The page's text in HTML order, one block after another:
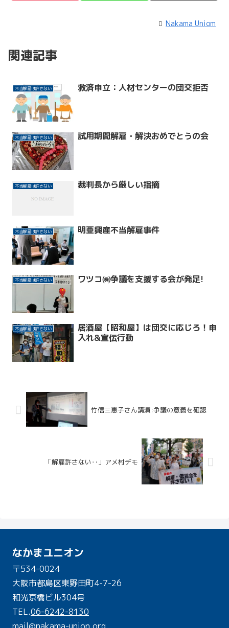
Nakama Uniom
関連記事
不当解雇は許さない 救済申立：人材センターの団交拒否
不当解雇は許さない 試用期間解雇・解決おめでとうの会
不当解雇は許さない 裁判長から厳しい指摘
不当解雇は許さない 明亜興産不当解雇事件
不当解雇は許さない ワツコ㈱争議を支援する会が発足!
不当解雇は許さない
居酒屋【昭和屋】は団交に応じろ！申
入れ&宣伝行動
竹信三恵子さん講演:争議の意義を確認
「解雇許さない‥」アメ村デモ
なかまユニオン
〒534-0024
大阪市都島区東野田町4-7-26
和光京橋ビル304号
TEL.06-6242-8130